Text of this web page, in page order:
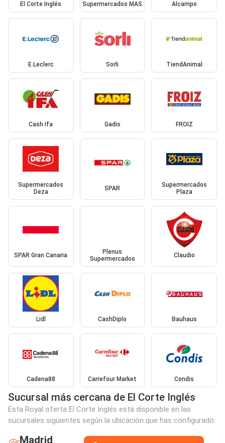
El Corte Inglés Supermercados MAS Alcampo
E.Leclerc Sorli TiendAnimal
Cash Ifa Gadis FROIZ
Supermercados
Deza
SPAR
Supermercados
Plaza
SPAR Gran Canaria
Plenus
Supermercados
Claudio
Lidl CashDiplo Bauhaus
Cadena88 Carrefour Market Condis
Sucursal más cercana de El Corte Inglés
Esta Royal oferta El Corte Inglés está disponible en las
sucursales siguientes según la ubicación que has configurado:
Madrid